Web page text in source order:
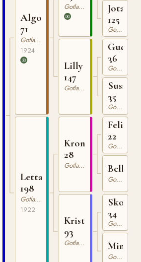
Algo
71
Gotlandsruss
1924
Letta
198
Gotlandsruss
1922
Gotlandsruss
Lilly
147
Gotlandsruss
Kron
28
Gotlandsruss
Kristina
93
Gotlandsruss
Jota
125
Gotlandsruss
36
Gotlandsruss
35
Gotlandsruss
Felix
22
Gotlandsruss
Bella
Gotlandsruss
Skote
34
Gotlandsruss
Mina
Gotlandsruss